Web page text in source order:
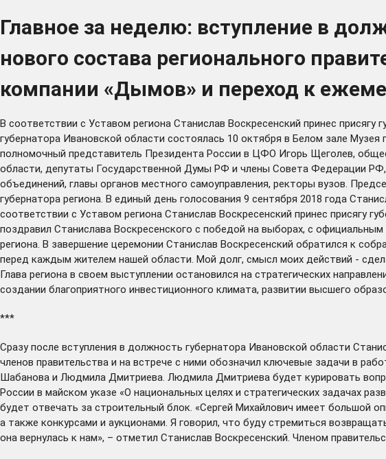
Главное за неделю: вступление в
нового состава регионального
компании «Дымов» и переход к
В соответствии с Уставом региона Станислав Воскресенский принес присягу
губернатора Ивановской области состоялась 10 октября в Белом зале
полномочный представитель Президента России в ЦФО Игорь Щеголев,
области, депутаты Государственной Думы РФ и члены Совета Федерации РФ,
объединений, главы органов местного самоуправления, ректоры вузов.
губернатора региона. В единый день голосования 9 сентября 2018 года
соответствии с Уставом региона Станислав Воскресенский принес
поздравил Станислава Воскресенского с победой на выборах, с
региона. В завершение церемонии Станислав Воскресенский обратился к
перед каждым жителем нашей области. Мой долг, смысл моих действий -
Глава региона в своем выступлении остановился на стратегических
создании благоприятного инвестиционного климата, развитии высшего
***
Сразу после вступления в должность губернатора Ивановской области
членов правительства и на встрече с ними обозначил ключевые задачи в
Шабанова и Людмила Дмитриева. Людмила Дмитриева будет курировать
России в майском указе «О национальных целях и стратегических задачах
будет отвечать за строительный блок. «Сергей Михайлович имеет большой
а также конкурсами и аукционами. Я говорил, что буду стремиться
она вернулась к нам», – отметил Станислав Воскресенский. Членом